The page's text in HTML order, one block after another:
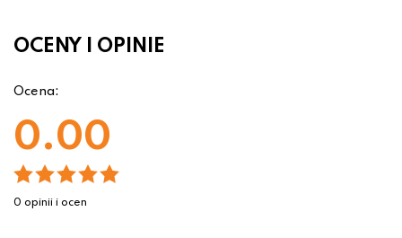
OCENY I OPINIE
Ocena:
0.00
0 opinii i ocen